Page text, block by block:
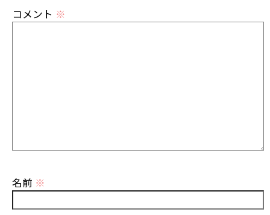
コメント ※
名前 ※